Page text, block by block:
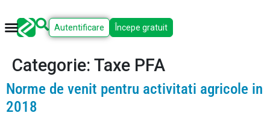
Autentificare Începe gratuit
Categorie: Taxe PFA
Norme de venit pentru activitati agricole in
2018